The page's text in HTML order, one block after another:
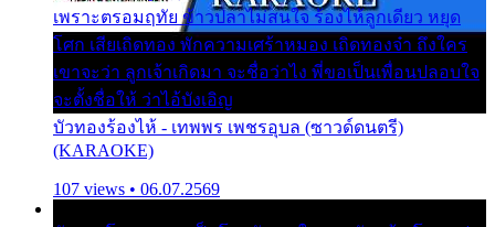
เพราะตรอมฤทัย ข้าวปลาไม่สนใจ ร้องไห้ลูกเดียว หยุด
โศก เสียเถิดทอง พักความเศร้าหมอง เถิดทองจ๋า ถึงใคร
เขาจะว่า ลูกเจ้าเกิดมา จะชื่อว่าไง พี่ขอเป็นเพื่อนปลอบใจ
จะตั้งชื่อให้ ว่าไอ้บังเอิญ
บัวทองร้องไห้ - เทพพร เพชรอุบล (ซาวด์ดนตรี)
(KARAOKE)
107 views • 06.07.2569